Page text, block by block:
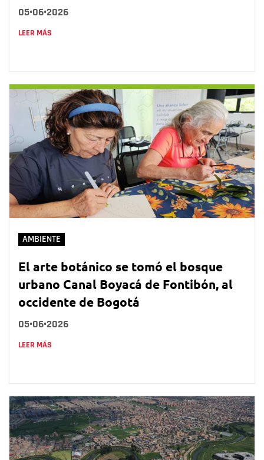
05•06•2026
LEER MÁS
AMBIENTE
El arte botánico se tomó el bosque
urbano Canal Boyacá de Fontibón, al
occidente de Bogotá
05•06•2026
LEER MÁS